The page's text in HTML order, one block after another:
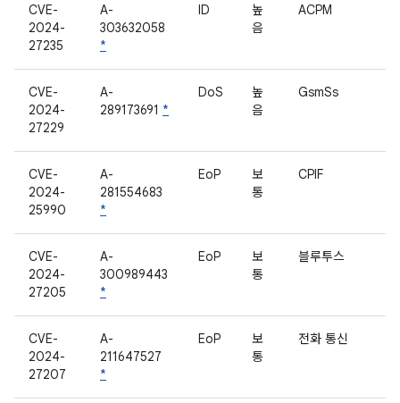
CVE-
2024-
27235
A-
303632058
*
ID
높
음
ACPM
CVE-
2024-
27229
A-
289173691 *
DoS
높
음
GsmSs
CVE-
2024-
25990
A-
281554683
*
EoP
보
통
CPIF
CVE-
2024-
27205
A-
300989443
*
EoP
보
통
블루투스
CVE-
2024-
27207
A-
211647527
*
EoP
보
통
전화 통신